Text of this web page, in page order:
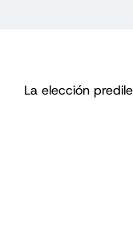
La elección